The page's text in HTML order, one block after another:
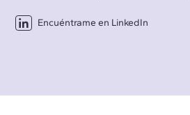
Encuéntrame en LinkedIn